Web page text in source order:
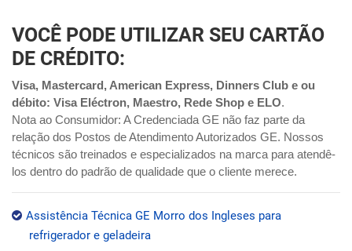
VOCÊ PODE UTILIZAR SEU CARTÃO
DE CRÉDITO:
Visa, Mastercard, American Express, Dinners Club e ou
débito: Visa Eléctron, Maestro, Rede Shop e ELO.
Nota ao Consumidor: A Credenciada GE não faz parte da
relação dos Postos de Atendimento Autorizados GE. Nossos
técnicos são treinados e especializados na marca para atendê-
los dentro do padrão de qualidade que o cliente merece.
Assistência Técnica GE Morro dos Ingleses para
refrigerador e geladeira